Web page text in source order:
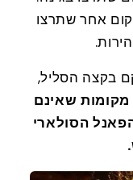
אחר שתרצו
בקצה הסליל,
שאינם
הסולארי